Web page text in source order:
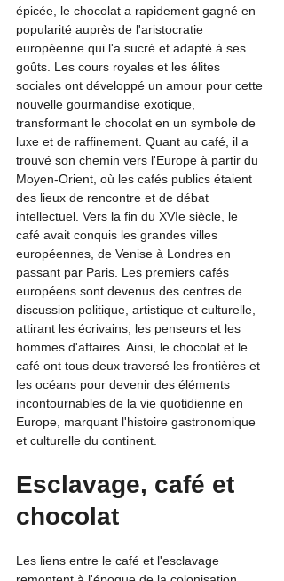
épicée, le chocolat a rapidement gagné en
popularité auprès de l'aristocratie
européenne qui l'a sucré et adapté à ses
goûts. Les cours royales et les élites
sociales ont développé un amour pour cette
nouvelle gourmandise exotique,
transformant le chocolat en un symbole de
luxe et de raffinement. Quant au café, il a
trouvé son chemin vers l'Europe à partir du
Moyen-Orient, où les cafés publics étaient
des lieux de rencontre et de débat
intellectuel. Vers la fin du XVIe siècle, le
café avait conquis les grandes villes
européennes, de Venise à Londres en
passant par Paris. Les premiers cafés
européens sont devenus des centres de
discussion politique, artistique et culturelle,
attirant les écrivains, les penseurs et les
hommes d'affaires. Ainsi, le chocolat et le
café ont tous deux traversé les frontières et
les océans pour devenir des éléments
incontournables de la vie quotidienne en
Europe, marquant l'histoire gastronomique
et culturelle du continent.
Esclavage, café et
chocolat
Les liens entre le café et l'esclavage